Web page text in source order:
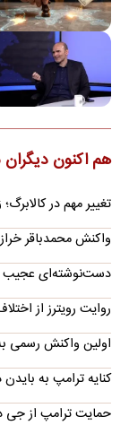
هم اکنون دیگران
تغییر مهم در
واکنش محمدباقر
دست‌نوشته‌ای عجیب
روایت رویترز از
اولین واکنش رسمی به ماجرای
کنایه ترامپ به
حمایت ترامپ از جی دی